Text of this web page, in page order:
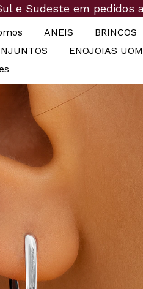
e Sudeste em pedidos
ANEIS BRINCOS
ENOJOIAS